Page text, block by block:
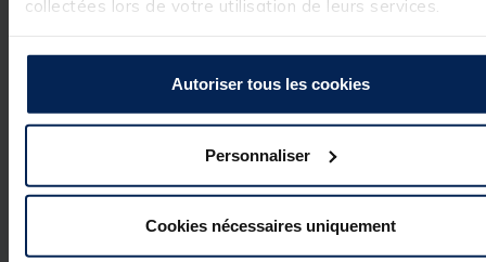
collectées lors de votre utilisation de leurs services.
Autoriser tous les cookies
Personnaliser
Cookies nécessaires uniquement
1